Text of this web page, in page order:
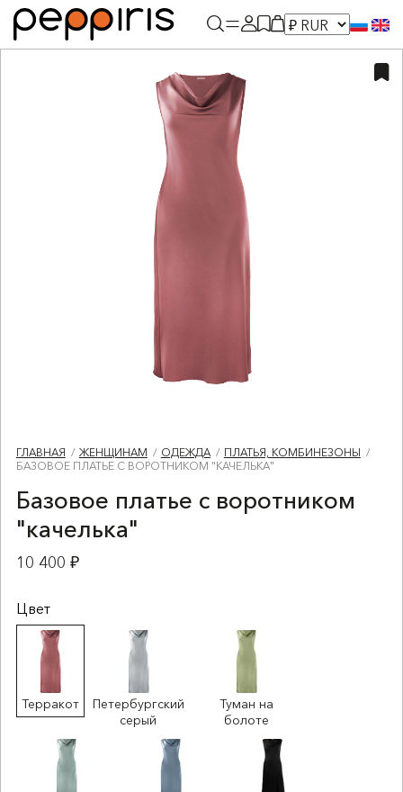
ГЛАВНАЯ ЖЕНЩИНАМ ОДЕЖДА
ПЛАТЬЯ, КОМБИНЕЗОНЫ
БАЗОВОЕ ПЛАТЬЕ С ВОРОТНИКОМ "КАЧЕЛЬКА"
Базовое платье с воротником
"качелька"
10 400 ₽
Цвет
Терракот
Петербургский
серый
Туман на
болоте